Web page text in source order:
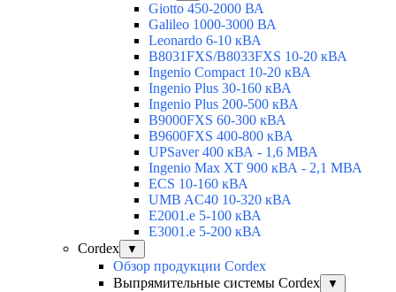
Giotto 450-2000 ВА
Galileo 1000-3000 ВА
Leonardo 6-10 кВА
B8031FXS/B8033FXS 10-20 кВА
Ingenio Compact 10-20 кВА
Ingenio Plus 30-160 кВА
Ingenio Plus 200-500 кВА
B9000FXS 60-300 кВА
B9600FXS 400-800 кВА
UPSaver 400 кВА - 1,6 МВА
Ingenio Max XT 900 кВА - 2,1 МВА
ECS 10-160 кВА
UMB AC40 10-320 кВА
E2001.e 5-100 кВА
E3001.e 5-200 кВА
Cordex
▼
Обзор продукции Cordex
Выпрямительные системы Cordex
▼